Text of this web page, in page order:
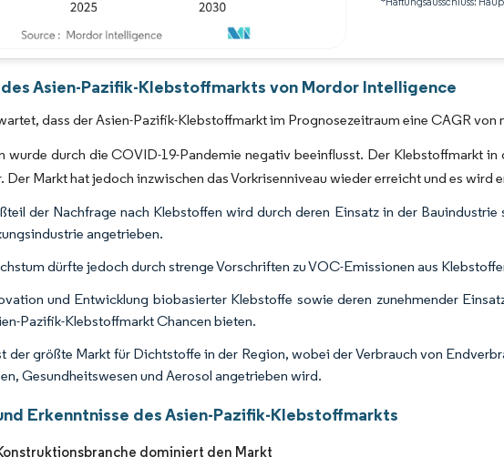
Asien-Pazifik-Klebstoffmarkts von Mordor Intelligence
dass der Asien-Pazifik-Klebstoffmarkt im Prognosezeitraum eine CAGR von
wurde durch die COVID-19-Pandemie negativ beeinflusst. Der Klebstoffmarkt in
Der Markt hat jedoch inzwischen das Vorkrisenniveau wieder erreicht und es wird
der Nachfrage nach Klebstoffen wird durch deren Einsatz in der
angetrieben.
dürfte jedoch durch strenge Vorschriften zu VOC-Emissionen aus
und Entwicklung biobasierter Klebstoffe sowie deren zunehmender
Pazifik-Klebstoffmarkt Chancen bieten.
der größte Markt für Dichtstoffe in der Region, wobei der Verbrauch von
Gesundheitswesen und Aerosol angetrieben wird.
Erkenntnisse des Asien-Pazifik-Klebstoffmarkts
dominiert den Markt